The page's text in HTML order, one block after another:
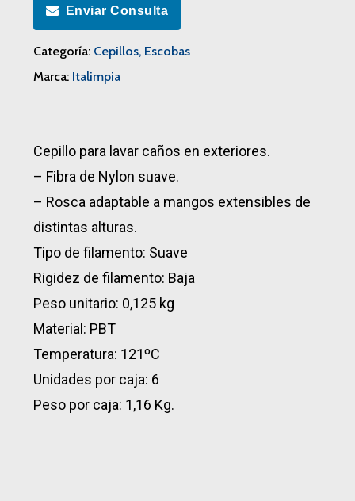
Enviar Consulta
Categoría: Cepillos, Escobas
Marca: Italimpia
Cepillo para lavar caños en exteriores.
– Fibra de Nylon suave.
– Rosca adaptable a mangos extensibles de
distintas alturas.
Tipo de filamento: Suave
Rigidez de filamento: Baja
Peso unitario: 0,125 kg
Material: PBT
Temperatura: 121ºC
Unidades por caja: 6
Peso por caja: 1,16 Kg.